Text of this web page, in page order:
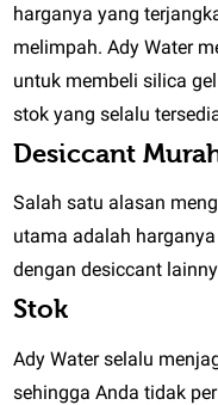
harganya yang
melimpah. Ady Water
untuk membeli silica
stok yang selalu
Desiccant
Salah satu alasan
utama adalah
dengan desiccant
Stok
Ady Water selalu
sehingga Anda tidak